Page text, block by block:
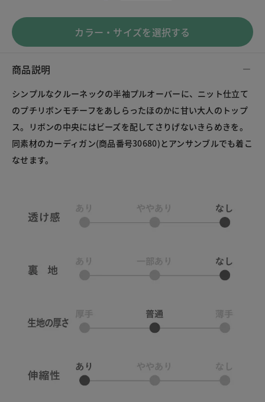
カラー・サイズを選択する
商品説明
シンプルなクルーネックの半袖プルオーバーに、ニット仕立て
のプチリボンモチーフをあしらったほのかに甘い大人のトップ
ス。リボンの中央にはビーズを配してさりげないきらめきを。
同素材のカーディガン(商品番号30680)とアンサンブルでも着こ
なせます。